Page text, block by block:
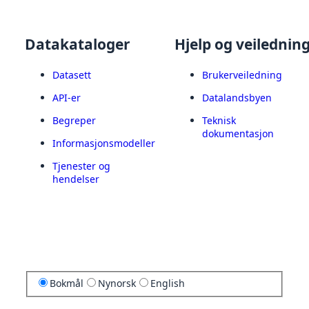
Datakataloger
Datasett
API-er
Begreper
Informasjonsmodeller
Tjenester og
hendelser
Hjelp og
Brukerveiledning
Datalandsbyen
Teknisk
dokumentasjon
Bokmål Nynorsk English